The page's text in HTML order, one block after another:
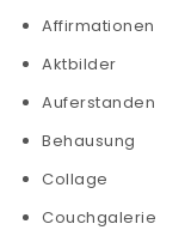
Affirmationen
Aktbilder
Auferstanden
Behausung
Collage
Couchgalerie